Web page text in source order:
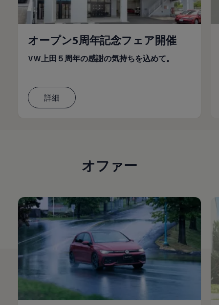
オープン5周年記念フェア開催
VW上田５周年の感謝の気持ちを込めて。
詳細
オファー